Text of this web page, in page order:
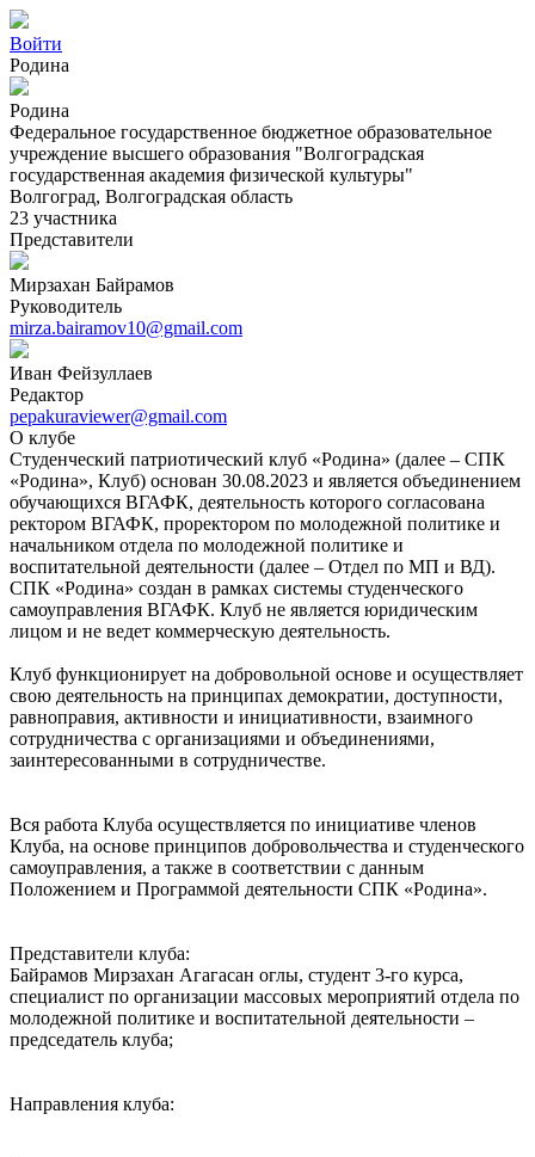
Войти
Родина
Родина
Федеральное государственное бюджетное образовательное
учреждение высшего образования "Волгоградская
государственная академия физической культуры"
Волгоград, Волгоградская область
23 участника
Представители
Мирзахан Байрамов
Руководитель
mirza.bairamov10@gmail.com
Иван Фейзуллаев
Редактор
pepakuraviewer@gmail.com
О клубе
Студенческий патриотический клуб «Родина» (далее – СПК
«Родина», Клуб) основан 30.08.2023 и является объединением
обучающихся ВГАФК, деятельность которого согласована
ректором ВГАФК, проректором по молодежной политике и
начальником отдела по молодежной политике и
воспитательной деятельности (далее – Отдел по МП и ВД).
СПК «Родина» создан в рамках системы студенческого
самоуправления ВГАФК. Клуб не является юридическим
лицом и не ведет коммерческую деятельность.
Клуб функционирует на добровольной основе и осуществляет
свою деятельность на принципах демократии, доступности,
равноправия, активности и инициативности, взаимного
сотрудничества с организациями и объединениями,
заинтересованными в сотрудничестве.
Вся работа Клуба осуществляется по инициативе членов
Клуба, на основе принципов добровольчества и студенческого
самоуправления, а также в соответствии с данным
Положением и Программой деятельности СПК «Родина».
Представители клуба:
Байрамов Мирзахан Агагасан оглы, студент 3-го курса,
специалист по организации массовых мероприятий отдела по
молодежной политике и воспитательной деятельности –
председатель клуба;
Направления клуба: